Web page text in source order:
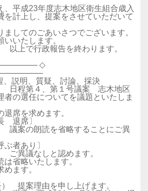
、平成23年度志木地区衛生組合歳入
を計上し、提案をさせていただいて
ましてのごあいさつでございます。
いいたします。
以上で行政報告を終わります。
◇
説明、質疑、討論、採決
日程第４、第１号議案 志木地区
者の選任についてを議題といたしま
退席を求めます。
退席〕
議案の朗読を省略することにご異
ぶ者あり〕
ご異議なしと認めます。
省略いたします。
ます。
提案理由を申し上げます。